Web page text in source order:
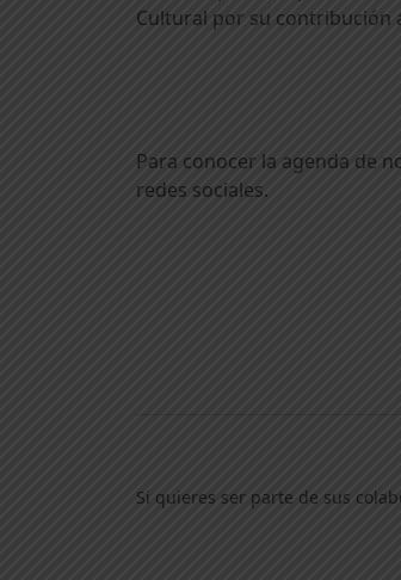
Cultural por su contribución
Para conocer la agenda de
redes sociales.
Si quieres ser parte de sus